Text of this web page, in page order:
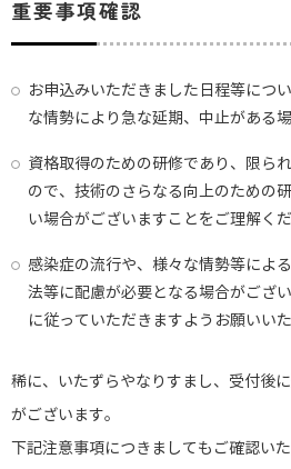
重要事項確認
お申込みいただきました日程等につ
な情勢により急な延期、中止がある
資格取得のための研修であり、限ら
ので、技術のさらなる向上のための
い場合がございますことをご理解くだ
感染症の流行や、様々な情勢等によ
法等に配慮が必要となる場合がござ
に従っていただきますようお願いいた
稀に、いたずらやなりすまし、受付後
がございます。
下記注意事項につきましてもご確認い